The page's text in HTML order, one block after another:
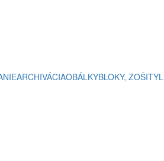
ARCHIVÁCIAOBÁLKYBLOKY, ZOŠITY